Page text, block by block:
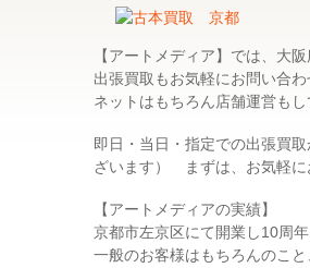
【アートメディア】では、大
出張買取もお気軽にお問い合
ネットはもちろん店舗運営も
即日・当日・指定での出張買
ざいます） まずは、お気軽に
【アートメディアの実績】
京都市左京区にて開業し10周年
一般のお客様はもちろんのこ